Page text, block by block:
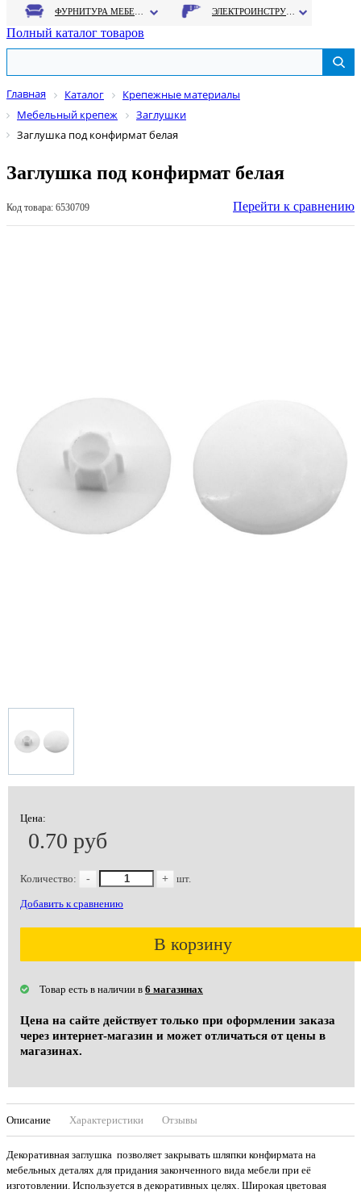
Полный каталог товаров
Главная Каталог
Крепежные материалы
Мебельный крепеж
Заглушки
Заглушка под конфирмат белая
Заглушка под конфирмат белая
Код товара: 6530709 Перейти к сравнению
Цена:
0.70 руб
Количество: - + шт.
Добавить к сравнению
В корзину
Товар есть в наличии в 6 магазинах
Цена на сайте действует только при оформлении заказа
через интернет-магазин и может отличаться от цены в
магазинах.
Описание Характеристики Отзывы
Декоративная заглушка позволяет закрывать шляпки конфирмата на
мебельных деталях для придания законченного вида мебели при её
изготовлении. Используется в декоративных целях. Широкая цветовая